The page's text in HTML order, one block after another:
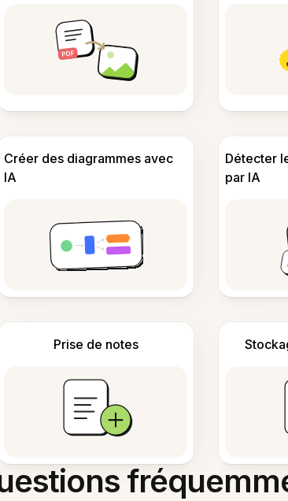
Créer des diagrammes avec
IA
Détecter
par IA
Prise de notes